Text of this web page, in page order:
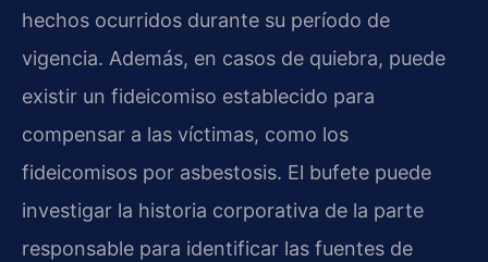
hechos ocurridos durante su período de
vigencia. Además, en casos de quiebra, puede
existir un fideicomiso establecido para
compensar a las víctimas, como los
fideicomisos por asbestosis. El bufete puede
investigar la historia corporativa de la parte
responsable para identificar las fuentes de